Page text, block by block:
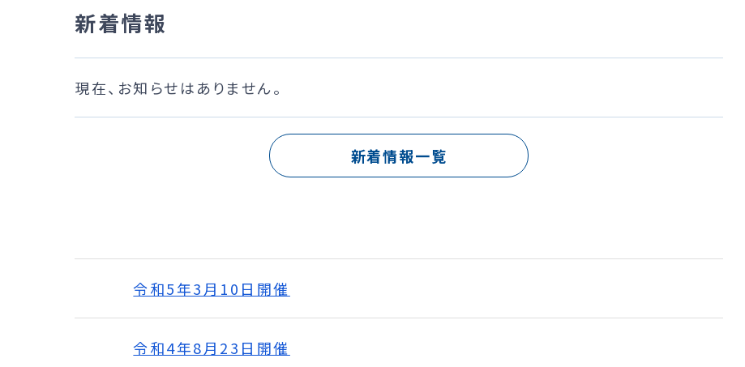
新着情報
現在、お知らせはありません。
新着情報一覧
令和5年3月10日開催
令和4年8月23日開催